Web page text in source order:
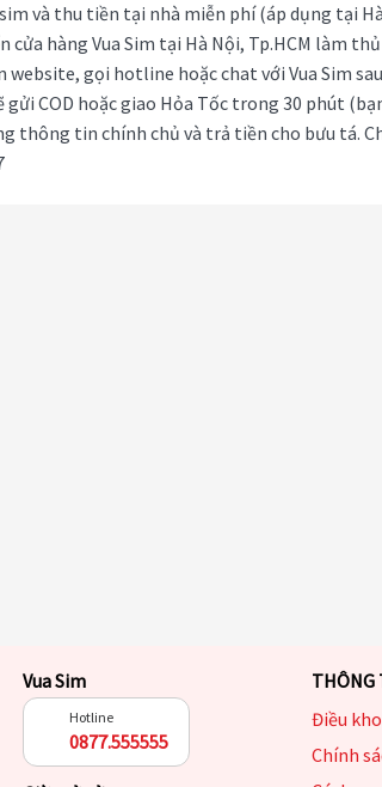
và thu tiền tại nhà miễn phí (áp dụng tại
cửa hàng Vua Sim tại Hà Nội, Tp.HCM làm
gọi hotline hoặc chat với Vua Sim
gửi COD hoặc giao Hỏa Tốc trong 30 phút
thông tin chính chủ và trả tiền cho bưu tá.
Vua Sim
Hotline
0877.555555
THÔNG
Điều
Chính